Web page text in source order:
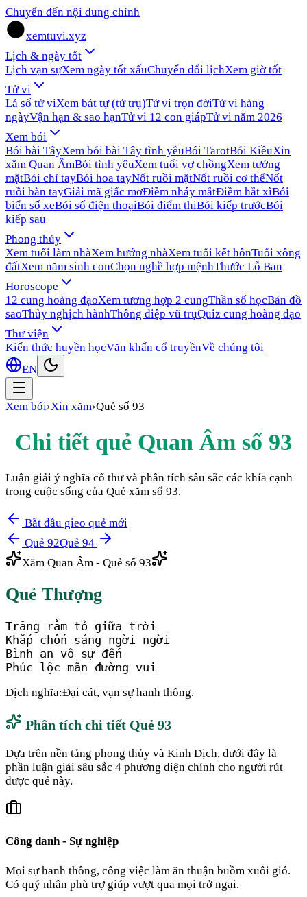
Chuyển đến nội dung chính
xemtuvi.xyz
Lịch & ngày tốt
Lịch vạn sựXem ngày tốt xấuChuyển đổi lịchXem giờ tốt
Tử vi
Lá số tử viXem bát tự (tứ trụ)Tử vi trọn đờiTử vi hàng
ngàyVận hạn & sao hạnTử vi 12 con giápTử vi năm 2026
Xem bói
Bói bài TâyXem bói bài Tây tình yêuBói TarotBói KiềuXin
xăm Quan ÂmBói tình yêuXem tuổi vợ chồngXem tướng
mặtBói chỉ tayBói hoa tayNốt ruồi mặtNốt ruồi cơ thểNốt
ruồi bàn tayGiải mã giấc mơĐiềm nháy mắtĐiềm hắt xìBói
biển số xeBói số điện thoạiBói điểm thiBói kiếp trướcBói
kiếp sau
Phong thủy
Xem tuổi làm nhàXem hướng nhàXem tuổi kết hônTuổi xông
đấtXem năm sinh conChọn nghề hợp mệnhThước Lỗ Ban
Horoscope
12 cung hoàng đạoXem tương hợp 2 cungThần số họcBản đồ
saoThủy nghịch hànhThông điệp vũ trụQuiz cung hoàng đạo
Thư viện
Kiến thức huyền họcVăn khấn cổ truyềnVề chúng tôi
EN
Xem bói›Xin xăm›Quẻ số 93
Chi tiết quẻ Quan Âm số 93
Luận giải ý nghĩa cổ thư và phân tích sâu sắc các khía cạnh
trong cuộc sống của Quẻ xăm số 93.
Bắt đầu gieo quẻ mới
Quẻ 92Quẻ 94
Xăm Quan Âm - Quẻ số 93
Quẻ Thượng
Trăng rằm tỏ giữa trời
Khắp chốn sáng ngời ngời
Bình an vô sự đến
Phúc lộc mãn đường vui
Dịch nghĩa:Đại cát, vạn sự hanh thông.
Phân tích chi tiết Quẻ 93
Dựa trên nền tảng phong thủy và Kinh Dịch, dưới đây là
phần luận giải sâu sắc 4 phương diện chính cho người rút
được quẻ này.
Công danh - Sự nghiệp
Mọi sự hanh thông, công việc làm ăn thuận buồm xuôi gió.
Có quý nhân phù trợ giúp vượt qua mọi trở ngại.